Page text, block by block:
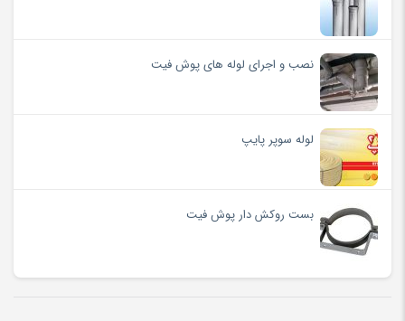
نصب و اجرای لوله های پوش فیت
لوله سوپر پایپ
بست روکش دار پوش فیت